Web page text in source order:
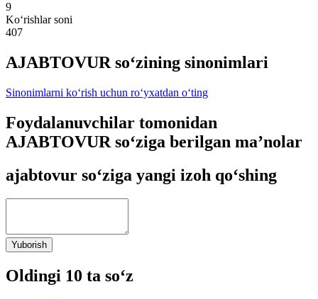
9
Ko‘rishlar soni
407
AJABTOVUR so‘zining sinonimlari
Sinonimlarni ko‘rish uchun ro‘yxatdan o‘ting
Foydalanuvchilar tomonidan
AJABTOVUR so‘ziga berilgan ma’nolar
ajabtovur so‘ziga yangi izoh qo‘shing
Yuborish
Oldingi 10 ta so‘z